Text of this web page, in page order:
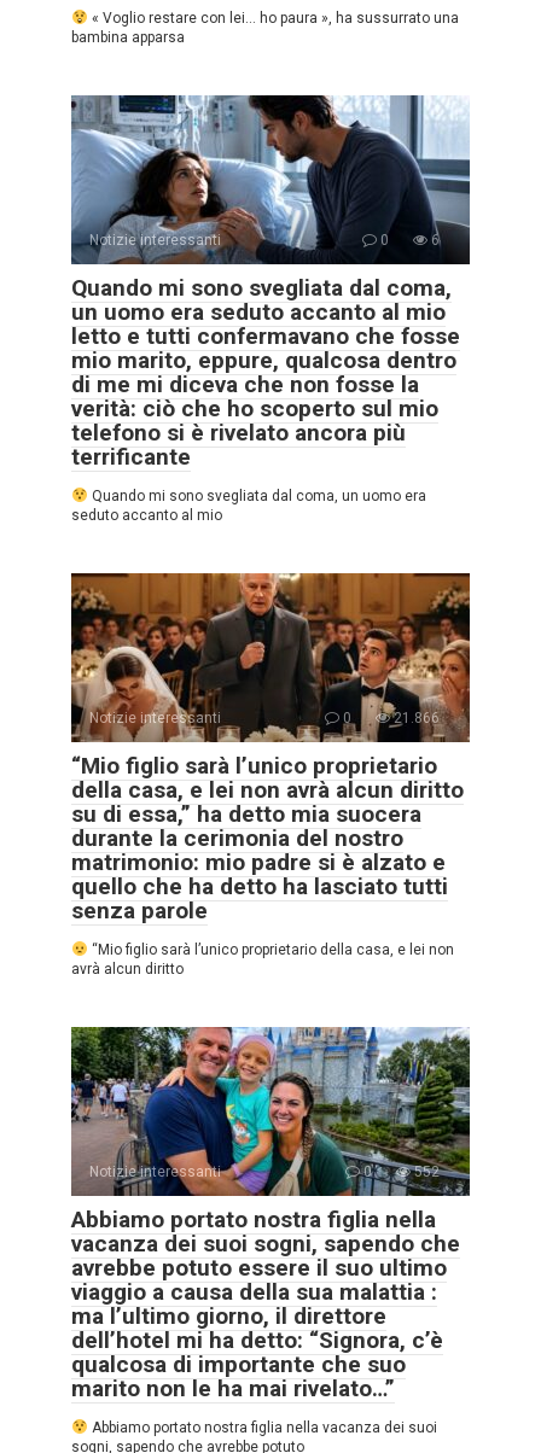
« Voglio restare con lei… ho paura », ha sussurrato una
bambina apparsa
Notizie interessanti 0 6
Quando mi sono svegliata dal coma,
un uomo era seduto accanto al mio
letto e tutti confermavano che fosse
mio marito, eppure, qualcosa dentro
di me mi diceva che non fosse la
verità: ciò che ho scoperto sul mio
telefono si è rivelato ancora più
terrificante
Quando mi sono svegliata dal coma, un uomo era
seduto accanto al mio
Notizie interessanti 0 21.866
“Mio figlio sarà l’unico proprietario
della casa, e lei non avrà alcun diritto
su di essa,” ha detto mia suocera
durante la cerimonia del nostro
matrimonio: mio padre si è alzato e
quello che ha detto ha lasciato tutti
senza parole
“Mio figlio sarà l’unico proprietario della casa, e lei non
avrà alcun diritto
Notizie interessanti 0 552
Abbiamo portato nostra figlia nella
vacanza dei suoi sogni, sapendo che
avrebbe potuto essere il suo ultimo
viaggio a causa della sua malattia :
ma l’ultimo giorno, il direttore
dell’hotel mi ha detto: “Signora, c’è
qualcosa di importante che suo
marito non le ha mai rivelato…”
Abbiamo portato nostra figlia nella vacanza dei suoi
sogni, sapendo che avrebbe potuto